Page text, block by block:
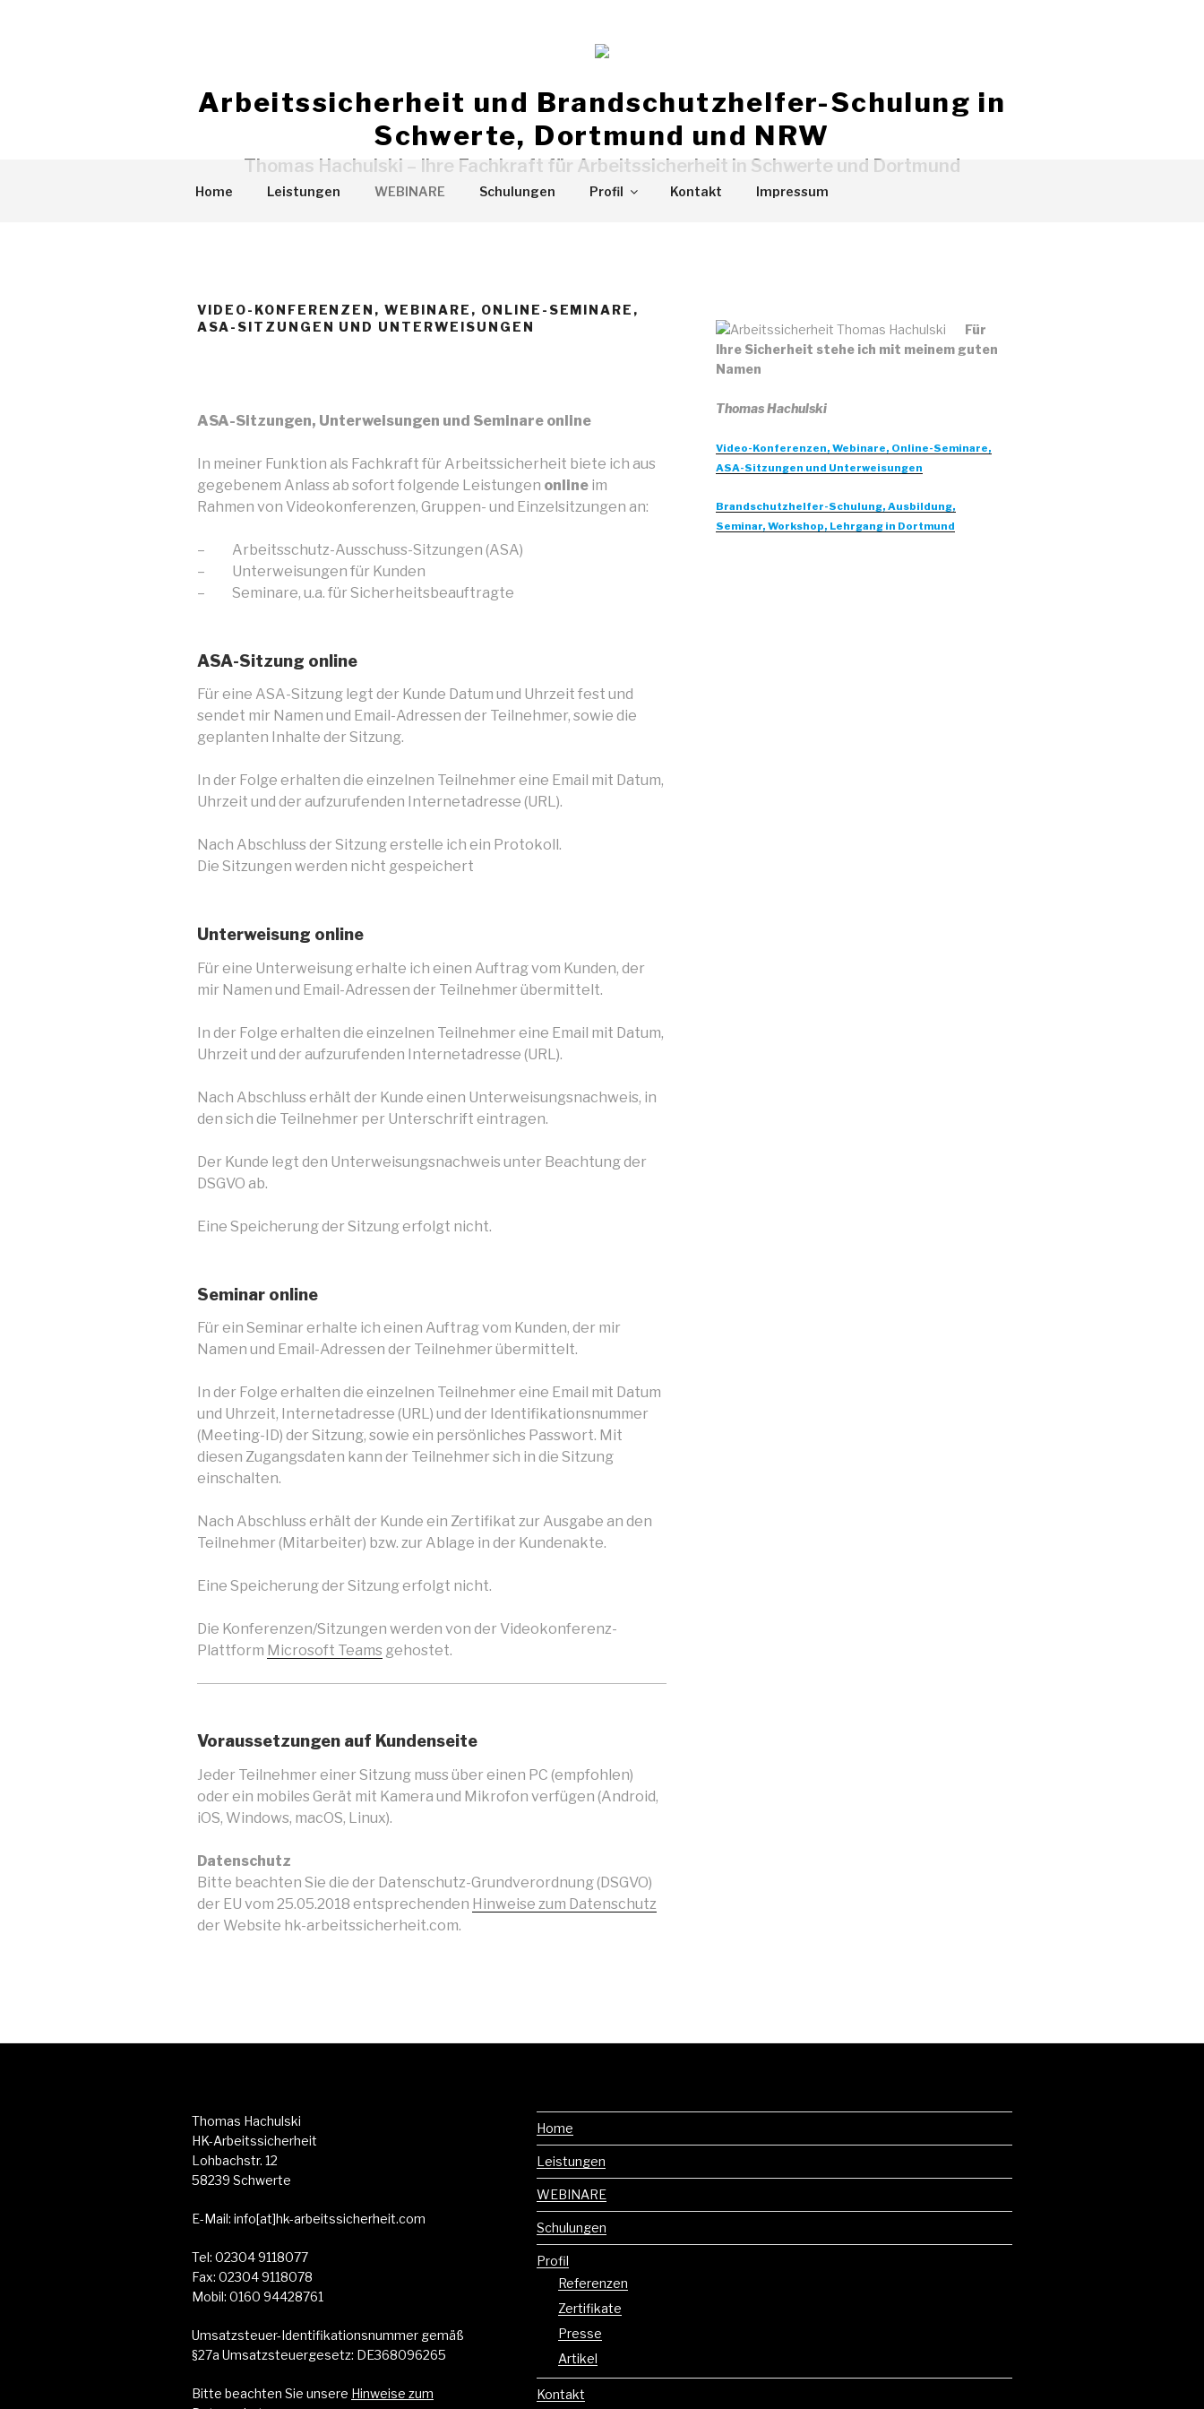
Arbeitssicherheit und Brandschutzhelfer-Schulung in
Schwerte, Dortmund und NRW
Thomas Hachulski – Ihre Fachkraft für Arbeitssicherheit in Schwerte und Dortmund
Home Leistungen WEBINARE Schulungen Profil Kontakt Impressum
VIDEO-KONFERENZEN, WEBINARE, ONLINE-SEMINARE,
ASA-SITZUNGEN UND UNTERWEISUNGEN
ASA-Sitzungen, Unterweisungen und Seminare online
In meiner Funktion als Fachkraft für Arbeitssicherheit biete ich aus
gegebenem Anlass ab sofort folgende Leistungen online im
Rahmen von Videokonferenzen, Gruppen- und Einzelsitzungen an:
– Arbeitsschutz-Ausschuss-Sitzungen (ASA)
– Unterweisungen für Kunden
– Seminare, u.a. für Sicherheitsbeauftragte
ASA-Sitzung online
Für eine ASA-Sitzung legt der Kunde Datum und Uhrzeit fest und
sendet mir Namen und Email-Adressen der Teilnehmer, sowie die
geplanten Inhalte der Sitzung.
In der Folge erhalten die einzelnen Teilnehmer eine Email mit Datum,
Uhrzeit und der aufzurufenden Internetadresse (URL).
Nach Abschluss der Sitzung erstelle ich ein Protokoll.
Die Sitzungen werden nicht gespeichert
Unterweisung online
Für eine Unterweisung erhalte ich einen Auftrag vom Kunden, der
mir Namen und Email-Adressen der Teilnehmer übermittelt.
In der Folge erhalten die einzelnen Teilnehmer eine Email mit Datum,
Uhrzeit und der aufzurufenden Internetadresse (URL).
Nach Abschluss erhält der Kunde einen Unterweisungsnachweis, in
den sich die Teilnehmer per Unterschrift eintragen.
Der Kunde legt den Unterweisungsnachweis unter Beachtung der
DSGVO ab.
Eine Speicherung der Sitzung erfolgt nicht.
Seminar online
Für ein Seminar erhalte ich einen Auftrag vom Kunden, der mir
Namen und Email-Adressen der Teilnehmer übermittelt.
In der Folge erhalten die einzelnen Teilnehmer eine Email mit Datum
und Uhrzeit, Internetadresse (URL) und der Identifikationsnummer
(Meeting-ID) der Sitzung, sowie ein persönliches Passwort. Mit
diesen Zugangsdaten kann der Teilnehmer sich in die Sitzung
einschalten.
Nach Abschluss erhält der Kunde ein Zertifikat zur Ausgabe an den
Teilnehmer (Mitarbeiter) bzw. zur Ablage in der Kundenakte.
Eine Speicherung der Sitzung erfolgt nicht.
Die Konferenzen/Sitzungen werden von der Videokonferenz-
Plattform Microsoft Teams gehostet.
Voraussetzungen auf Kundenseite
Jeder Teilnehmer einer Sitzung muss über einen PC (empfohlen)
oder ein mobiles Gerät mit Kamera und Mikrofon verfügen (Android,
iOS, Windows, macOS, Linux).
Datenschutz
Bitte beachten Sie die der Datenschutz-Grundverordnung (DSGVO)
der EU vom 25.05.2018 entsprechenden Hinweise zum Datenschutz
der Website hk-arbeitssicherheit.com.
Für
Ihre Sicherheit stehe ich mit meinem guten
Namen
Thomas Hachulski
Video-Konferenzen, Webinare, Online-Seminare,
ASA-Sitzungen und Unterweisungen
Brandschutzhelfer-Schulung, Ausbildung,
Seminar, Workshop, Lehrgang in Dortmund
Thomas Hachulski
HK-Arbeitssicherheit
Lohbachstr. 12
58239 Schwerte
E-Mail: info[at]hk-arbeitssicherheit.com
Tel: 02304 9118077
Fax: 02304 9118078
Mobil: 0160 94428761
Umsatzsteuer-Identifikationsnummer gemäß
§27a Umsatzsteuergesetz: DE368096265
Bitte beachten Sie unsere Hinweise zum
Home
Leistungen
WEBINARE
Schulungen
Profil
Referenzen
Zertifikate
Presse
Artikel
Kontakt